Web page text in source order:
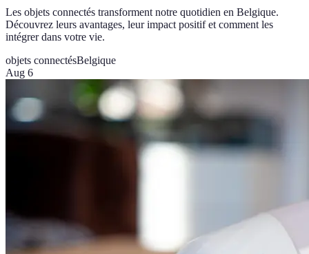
Les objets connectés transforment notre quotidien en Belgique.
Découvrez leurs avantages, leur impact positif et comment les
intégrer dans votre vie.
objets connectésBelgique
Aug 6